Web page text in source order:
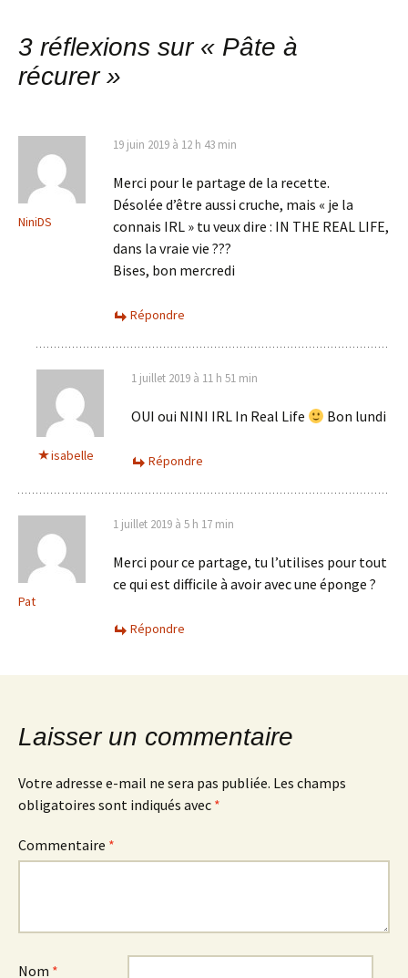
3 réflexions sur « Pâte à
récurer»
NiniDS
19 juin 2019 à 12 h 43 min
Merci pour le partage de la recette.
Désolée d’être aussi cruche, mais « je la
connais IRL » tu veux dire : IN THE REAL LIFE,
dans la vraie vie ???
Bises, bon mercredi
Répondre
isabelle
1 juillet 2019 à 11 h 51 min
OUI oui NINI IRL In Real Life Bon lundi
Répondre
Pat
1 juillet 2019 à 5 h 17 min
Merci pour ce partage, tu l’utilises pour tout
ce qui est difficile à avoir avec une éponge ?
Répondre
Laisser un commentaire
Votre adresse e-mail ne sera pas publiée. Les champs
obligatoires sont indiqués avec *
Commentaire *
Nom *